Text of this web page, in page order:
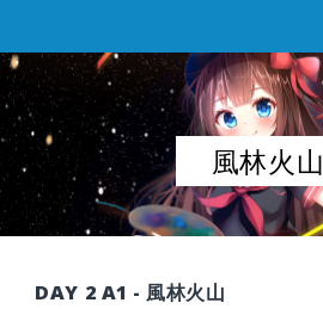
風林火山
DAY 2 A1 - 風林火山